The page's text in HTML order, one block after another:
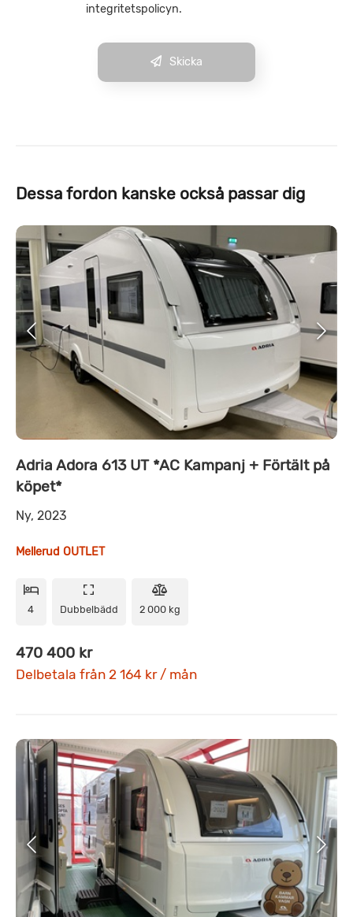
integritetspolicyn.
Skicka
Dessa fordon kanske också passar dig
Adria Adora 613 UT *AC Kampanj + Förtält på
köpet*
Ny, 2023
Mellerud OUTLET
4 Dubbelbädd 2 000 kg
470 400 kr
Delbetala från 2 164 kr / mån